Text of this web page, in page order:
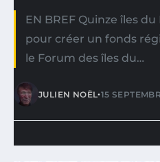
EN BREF Quinze îles
pour créer un fonds
le Forum des îles du…
JULIEN NOËL•15